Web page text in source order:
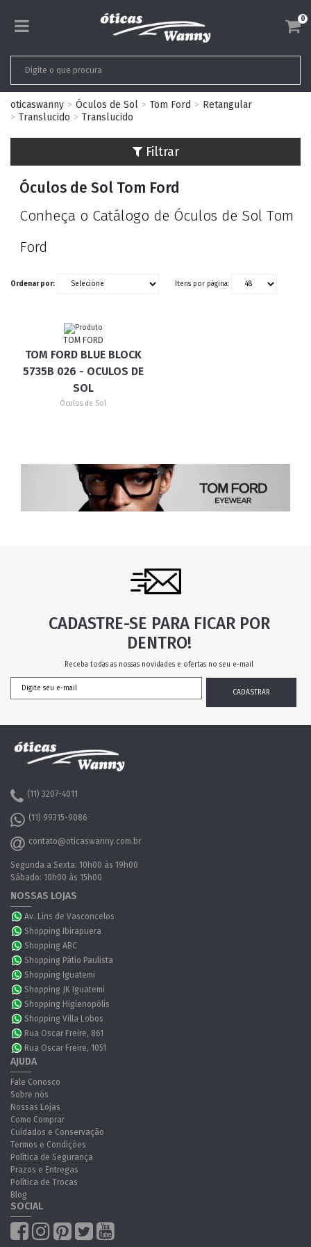
0
oticaswanny Óculos de Sol Tom Ford
Retangular
Translucido
Translucido
Filtrar
Óculos de Sol Tom Ford
Conheça o Catálogo de Óculos de Sol Tom
Ford
Ordenar por: Itens por página:
TOM FORD
TOM FORD BLUE BLOCK
5735B 026 - OCULOS DE
SOL
Óculos de Sol
CADASTRE-SE PARA FICAR POR
DENTRO!
Receba todas as nossas novidades e ofertas no seu e-mail
(11) 3207-4011
(11) 99315-9086
contato@oticaswanny.com.br
Segunda a Sexta: 10h00 às 19h00
Sábado: 10h00 às 15h00
NOSSAS LOJAS
Av. Lins de Vasconcelos
Shopping Ibirapuera
Shopping ABC
Shopping Pátio Paulista
Shopping Iguatemi
Shopping JK Iguatemi
Shopping Higienopólis
Shopping Villa Lobos
Rua Oscar Freire, 861
Rua Oscar Freire, 1051
AJUDA
Fale Conosco
Sobre nós
Nossas Lojas
Como Comprar
Cuidados e Conservação
Termos e Condições
Política de Segurança
Prazos e Entregas
Política de Trocas
Blog
SOCIAL